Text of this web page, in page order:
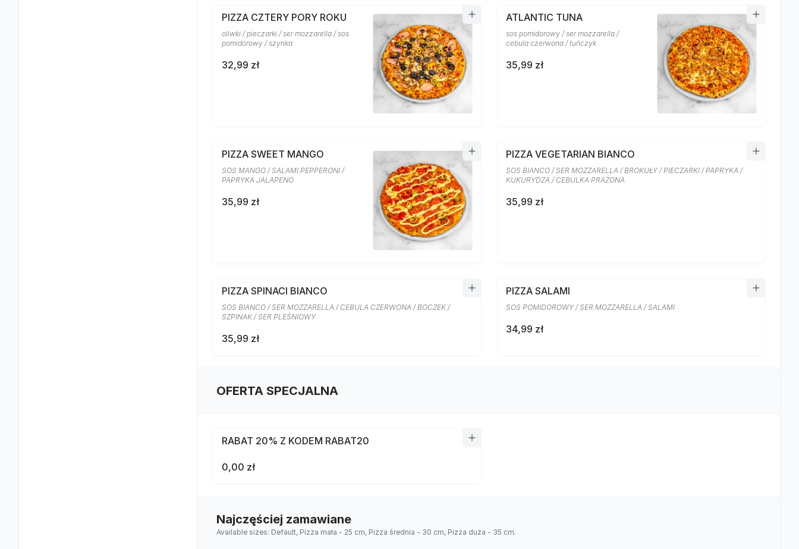
PIZZA CZTERY PORY ROKU
oliwki / pieczarki / ser mozzarella / sos
pomidorowy / szynka
32,99 zł
ATLANTIC TUNA
sos pomidorowy / ser mozzarella /
cebula czerwona / tuńczyk
35,99 zł
PIZZA SWEET MANGO
SOS MANGO / SALAMI PEPPERONI /
PAPRYKA JALAPENO
35,99 zł
PIZZA VEGETARIAN BIANCO
SOS BIANCO / SER MOZZARELLA / BROKUŁY / PIECZARKI / PAPRYKA /
KUKURYDZA / CEBULKA PRAŻONA
35,99 zł
PIZZA SPINACI BIANCO
SOS BIANCO / SER MOZZARELLA / CEBULA CZERWONA / BOCZEK /
SZPINAK / SER PLEŚNIOWY
35,99 zł
PIZZA SALAMI
SOS POMIDOROWY / SER MOZZARELLA / SALAMI
34,99 zł
OFERTA SPECJALNA
RABAT 20% Z KODEM RABAT20
0,00 zł
Najczęściej zamawiane
Available sizes: Default, Pizza mała - 25 cm, Pizza średnia - 30 cm, Pizza duża - 35 cm.